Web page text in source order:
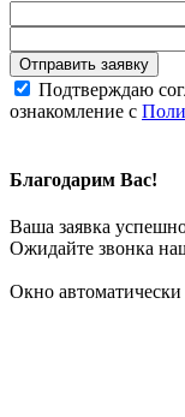
Отправить заявку
Подтверждаю
ознакомление с
Благодарим Вас!
Ваша заявка
Ожидайте звонка
Окно автоматически